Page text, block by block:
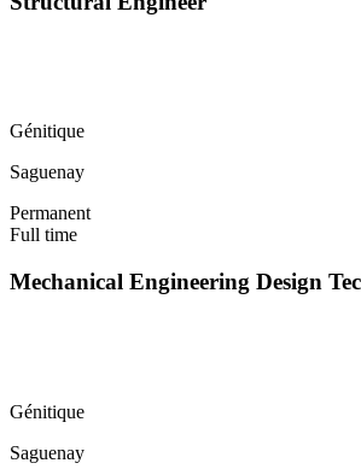
Génitique
Saguenay
Permanent
Full time
Mechanical Engineering Design
Génitique
Saguenay